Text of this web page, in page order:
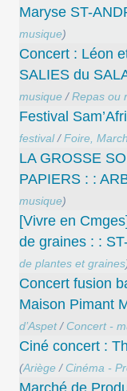
Maryse ST-
musique)
Concert : Léon
SALIES du
musique /Repas ou
Festival
festival/Foire,
LA GROSSE
PAPIERS : :
musique)
[Vivre en
de graines : :
de plantes et graines
Concert ​fusion
Maison Pimant
d’Aspet/ Concert -
Ciné concert :
(Ariège / Cinéma -
Marché de